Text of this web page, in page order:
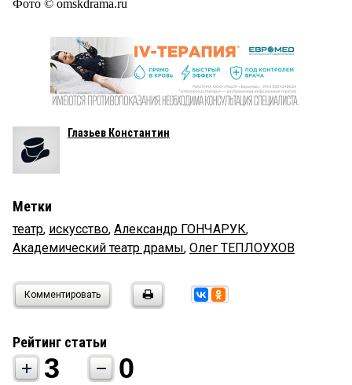
Фото © omskdrama.ru
Глазьев Константин
Метки
театр, искусство, Александр ГОНЧАРУК,
Академический театр драмы, Олег ТЕПЛОУХОВ
Комментировать
Рейтинг статьи
3 0